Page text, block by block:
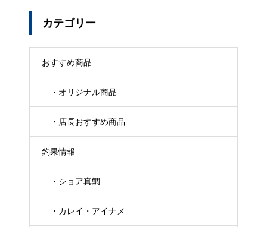
カテゴリー
おすすめ商品
・オリジナル商品
・店長おすすめ商品
釣果情報
・ショア真鯛
・カレイ・アイナメ